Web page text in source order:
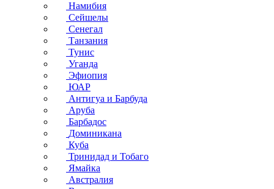
Намибия
Сейшелы
Сенегал
Танзания
Тунис
Уганда
Эфиопия
ЮАР
Антигуа и Барбуда
Аруба
Барбадос
Доминикана
Куба
Тринидад и Тобаго
Ямайка
Австралия